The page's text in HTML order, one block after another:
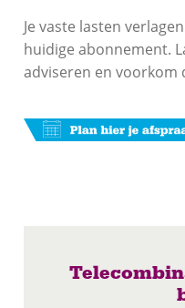
Je vaste lasten
huidige abonnement.
adviseren en voorkom